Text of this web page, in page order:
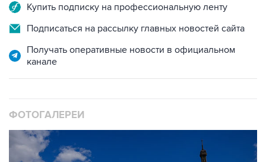
Купить подписку на профессиональную ленту
Подписаться на рассылку главных новостей сайта
Получать оперативные новости в официальном
канале
ФОТОГАЛЕРЕИ